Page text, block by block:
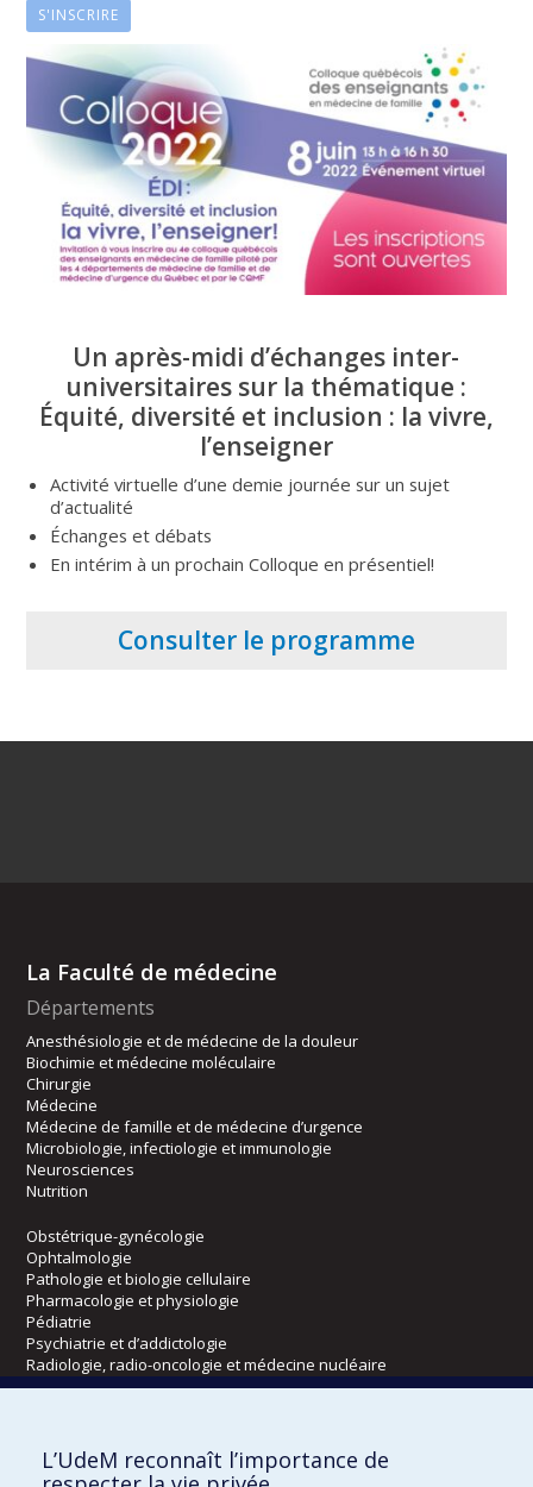
S'INSCRIRE
Un après-midi d’échanges inter-
universitaires sur la thématique :
Équité, diversité et inclusion : la vivre,
l’enseigner
Activité virtuelle d’une demie journée sur un sujet
d’actualité
Échanges et débats
En intérim à un prochain Colloque en présentiel!
Consulter le programme
La Faculté de médecine
Départements
Anesthésiologie et de médecine de la douleur
Biochimie et médecine moléculaire
Chirurgie
Médecine
Médecine de famille et de médecine d’urgence
Microbiologie, infectiologie et immunologie
Neurosciences
Nutrition
Obstétrique-gynécologie
Ophtalmologie
Pathologie et biologie cellulaire
Pharmacologie et physiologie
Pédiatrie
Psychiatrie et d’addictologie
Radiologie, radio-oncologie et médecine nucléaire
Kinésiologie et des sciences de l’activité physique
L’UdeM reconnaît l’importance de